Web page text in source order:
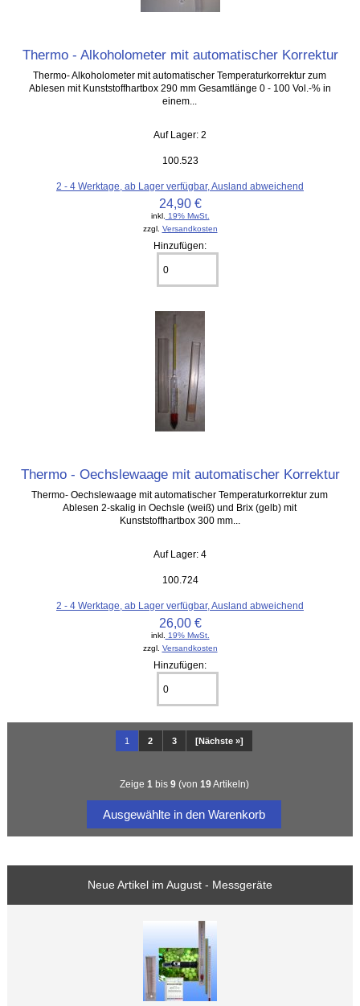
Thermo - Alkoholometer mit automatischer Korrektur
Thermo- Alkoholometer mit automatischer Temperaturkorrektur zum
Ablesen mit Kunststoffhartbox 290 mm Gesamtlänge 0 - 100 Vol.-% in
einem...
Auf Lager: 2
100.523
2 - 4 Werktage, ab Lager verfügbar, Ausland abweichend
24,90 €
inkl.
19% MwSt.
zzgl. Versandkosten
Hinzufügen:
Thermo - Oechslewaage mit automatischer Korrektur
Thermo- Oechslewaage mit automatischer Temperaturkorrektur zum
Ablesen 2-skalig in Oechsle (weiß) und Brix (gelb) mit
Kunststoffhartbox 300 mm...
Auf Lager: 4
100.724
2 - 4 Werktage, ab Lager verfügbar, Ausland abweichend
26,00 €
inkl.
19% MwSt.
zzgl. Versandkosten
Hinzufügen:
1 2 3 [Nächste »]
Zeige 1 bis 9(von 19Artikeln)
Neue Artikel im August - Messgeräte